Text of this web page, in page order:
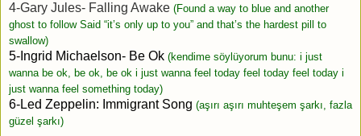
4-Gary Jules- Falling Awake (Found a way to blue and another
ghost to follow Said “it’s only up to you” and that’s the hardest pill to
swallow)
5-Ingrid Michaelson- Be Ok (kendime söylüyorum bunu: i just
wanna be ok, be ok, be ok i just wanna feel today feel today feel today i
just wanna feel something today)
6-Led Zeppelin: Immigrant Song (aşırı aşırı muhteşem şarkı, fazla
güzel şarkı)